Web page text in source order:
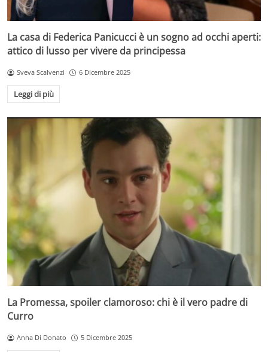
La casa di Federica Panicucci è un sogno ad occhi aperti:
attico di lusso per vivere da principessa
Sveva Scalvenzi 6 Dicembre 2025
Leggi di più
La Promessa, spoiler clamoroso: chi è il vero padre di
Curro
Anna Di Donato 5 Dicembre 2025